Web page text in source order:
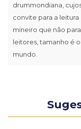
drummondiana,
convite para a
mineiro que não
leitores, tamanho é
mundo.